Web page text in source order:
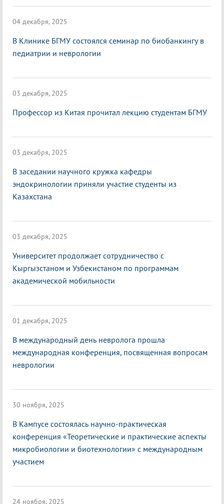
04 декабря, 2025
В Клинике БГМУ состоялся семинар по биобанкингу в
педиатрии и неврологии
03 декабря, 2025
Профессор из Китая прочитал лекцию студентам БГМУ
03 декабря, 2025
В заседании научного кружка кафедры
эндокринологии приняли участие студенты из
Казахстана
03 декабря, 2025
Университет продолжает сотрудничество с
Кыргызстаном и Узбекистаном по программам
академической мобильности
01 декабря, 2025
В международный день невролога прошла
международная конференция, посвященная вопросам
неврологии
30 ноября, 2025
В Кампусе состоялась научно-практическая
конференция «Теоретические и практические аспекты
микробиологии и биотехнологии» с международным
участием
24 ноября, 2025